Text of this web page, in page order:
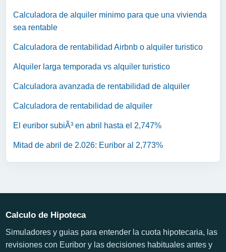
Calculadora de alquiler minimo para que una vivienda
sea rentable
Calculadora de rentabilidad Airbnb o alquiler turistico
Alquiler larga temporada vs alquiler turistico
Calculadora avanzada de rentabilidad de alquiler
Calculadora de rentabilidad de alquiler
El euribor subiÃ³ en abril hasta el 2,747%
Mitad de abril de 2.026: Euribor al 2,773%
Calculo de Hipoteca
Simuladores y guias para entender la cuota hipotecaria, las
revisiones con Euribor y las decisiones habituales antes y